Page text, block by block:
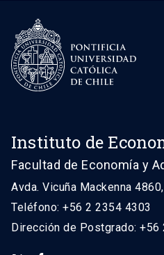
Instituto de
Facultad de Economía y
Avda. Vicuña Mackenna
Teléfono: +56 2 2354 4303
Dirección de Postgrado: +56